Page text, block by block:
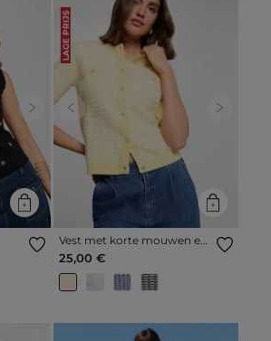
Next
LAGE PRIJS
Previous Next
Vest met korte mouwen en
print lichtgeel vrouw
25,00 €